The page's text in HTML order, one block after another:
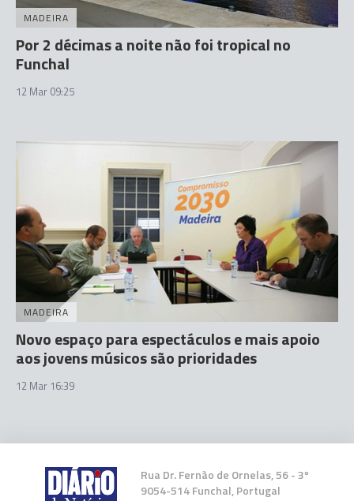
MADEIRA
Por 2 décimas a noite não foi tropical no
Funchal
12 Mar 09:25
MADEIRA
Novo espaço para espectáculos e mais apoio
aos jovens músicos são prioridades
12 Mar 16:39
Rua Dr. Fernão de Ornelas, 56 - 3º
9054-514 Funchal, Portugal